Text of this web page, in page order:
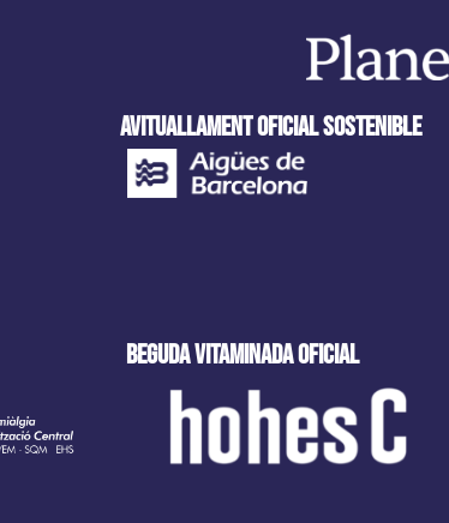
AVITUALLAMENT OFICIAL SOSTENIBLE
beguda VITAMINADA oficial